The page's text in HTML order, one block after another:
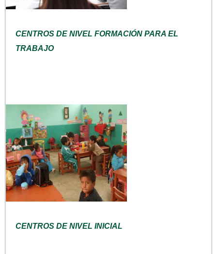
CENTROS DE NIVEL FORMACIÓN PARA EL
TRABAJO
CENTROS DE NIVEL INICIAL